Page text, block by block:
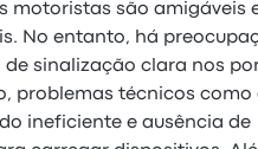
motoristas são amigáveis
No entanto, há
sinalização clara nos
problemas técnicos como
ineficiente e ausência de